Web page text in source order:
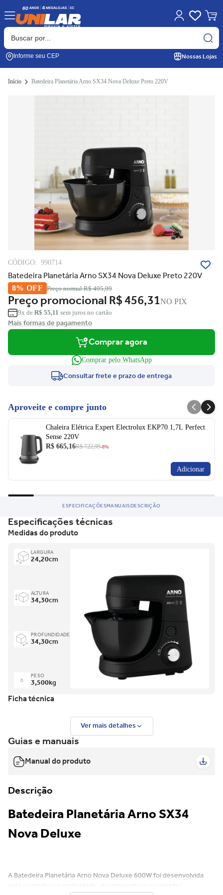
Informe seu CEP Nossas Lojas
Início Batedeira Planetária Arno SX34 Nova Deluxe Preto 220V
CÓDIGO: 990714
Batedeira Planetária Arno SX34 Nova Deluxe Preto 220V
8% OFF Preço normalR$ 495,99
Preço promocionalR$ 456,31NO PIX
9x de R$ 55,11 sem juros no cartão
Mais formas de pagamento
Comprar agora
Comprar pelo WhatsApp
Consultar frete e prazo de entrega
Aproveite e compre junto
Chaleira Elétrica Expert Electrolux EKP70 1,7L Perfect
Sense 220V
R$ 665,16R$ 722,99-8%
Adicionar
ESPECIFICAÇÕESMANUAISDESCRIÇÃO
Especificações técnicas
Medidas do produto
LARGURA
24,20cm
ALTURA
34,30cm
PROFUNDIDADE
34,30cm
PESO
3,500kg
Ficha técnica
Ver mais detalhes
Guias e manuais
Manual do produto
Descrição
Batedeira Planetária Arno SX34
Nova Deluxe
A Batedeira Planetária Arno Nova Deluxe 600W foi desenvolvida
para quem busca praticidade, desempenho e excelentes